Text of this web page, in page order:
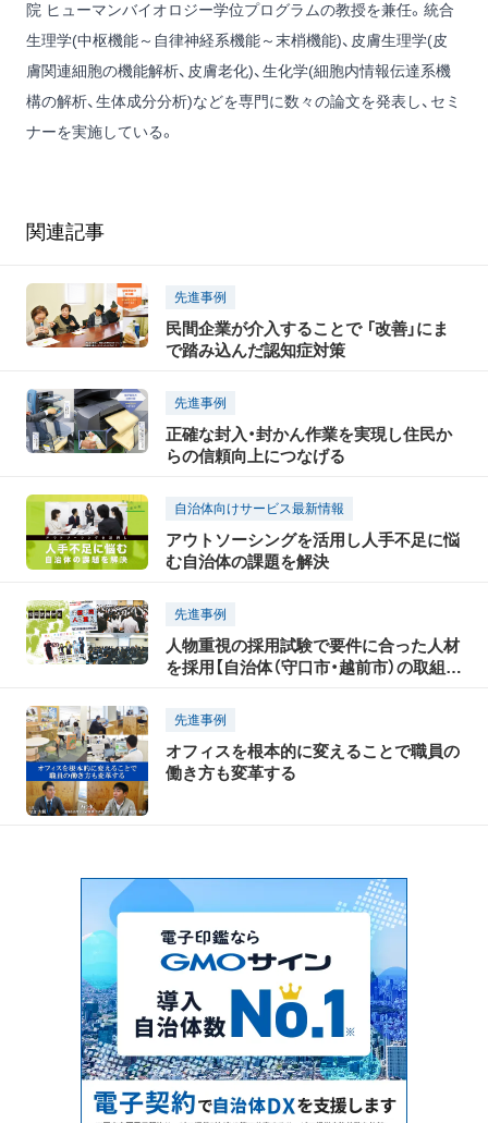
院 ヒューマンバイオロジー学位プログラムの教授を兼任。統合
生理学(中枢機能～自律神経系機能～末梢機能)、皮膚生理学(皮
膚関連細胞の機能解析、皮膚老化)、生化学(細胞内情報伝達系機
構の解析、生体成分分析)などを専門に数々の論文を発表し、セミ
ナーを実施している。
関連記事
先進事例
民間企業が介入することで 「改善」にま
で踏み込んだ認知症対策
先進事例
正確な封入・封かん作業を実現し住民か
らの信頼向上につなげる
自治体向けサービス最新情報
アウトソーシングを活用し人手不足に悩
む自治体の課題を解決
先進事例
人物重視の採用試験で要件に合った人材
を採用【自治体（守口市・越前市）の取組事
先進事例
オフィスを根本的に変えることで職員の
働き方も変革する